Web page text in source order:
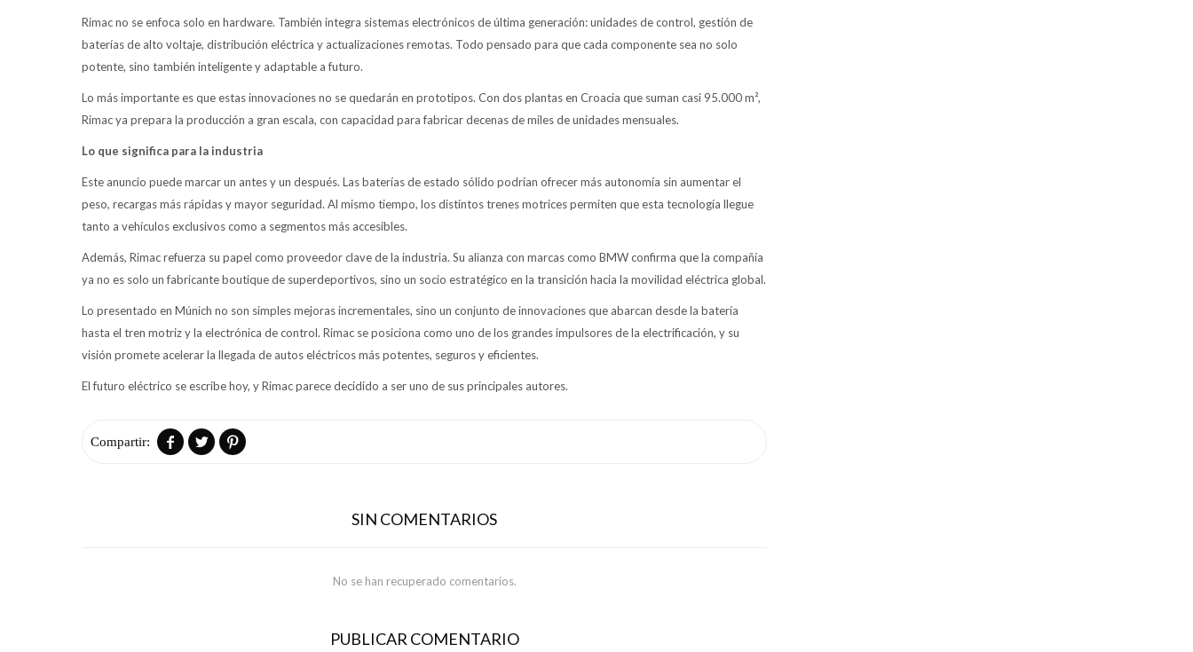
Rimac no se enfoca solo en hardware. También integra sistemas electrónicos de última generación: unidades de control, gestión de
baterías de alto voltaje, distribución eléctrica y actualizaciones remotas. Todo pensado para que cada componente sea no solo
potente, sino también inteligente y adaptable a futuro.
Lo más importante es que estas innovaciones no se quedarán en prototipos. Con dos plantas en Croacia que suman casi 95.000 m²,
Rimac ya prepara la producción a gran escala, con capacidad para fabricar decenas de miles de unidades mensuales.
Lo que significa para la industria
Este anuncio puede marcar un antes y un después. Las baterías de estado sólido podrían ofrecer más autonomía sin aumentar el
peso, recargas más rápidas y mayor seguridad. Al mismo tiempo, los distintos trenes motrices permiten que esta tecnología llegue
tanto a vehículos exclusivos como a segmentos más accesibles.
Además, Rimac refuerza su papel como proveedor clave de la industria. Su alianza con marcas como BMW confirma que la compañía
ya no es solo un fabricante boutique de superdeportivos, sino un socio estratégico en la transición hacia la movilidad eléctrica global.
Lo presentado en Múnich no son simples mejoras incrementales, sino un conjunto de innovaciones que abarcan desde la batería
hasta el tren motriz y la electrónica de control. Rimac se posiciona como uno de los grandes impulsores de la electrificación, y su
visión promete acelerar la llegada de autos eléctricos más potentes, seguros y eficientes.
El futuro eléctrico se escribe hoy, y Rimac parece decidido a ser uno de sus principales autores.
  
SIN COMENTARIOS
No se han recuperado comentarios.
PUBLICAR COMENTARIO